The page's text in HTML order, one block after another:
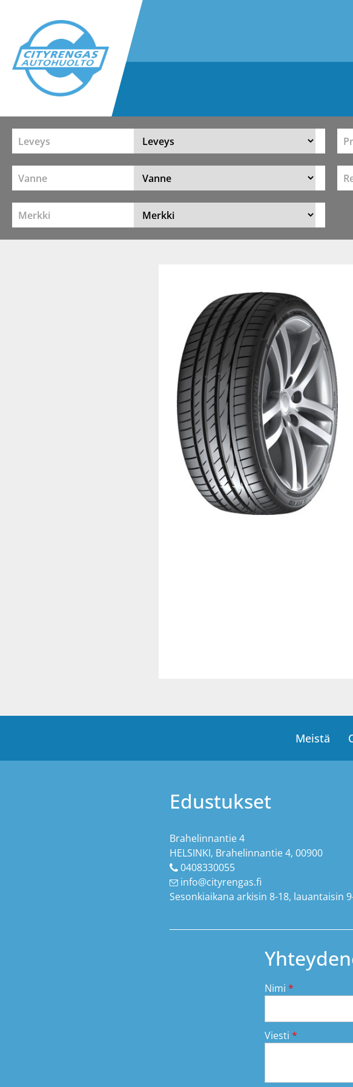
Leveys
Vanne
Merkki
Meistä
Edustukset
Brahelinnantie 4
HELSINKI, Brahelinnantie 4, 00900
0408330055
info@cityrengas.fi
Sesonkiaikana arkisin 8-18, lauantaisin
Nimi *
Viesti *